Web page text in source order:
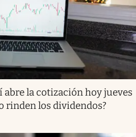
abre la cotización hoy jueves
rinden los dividendos?